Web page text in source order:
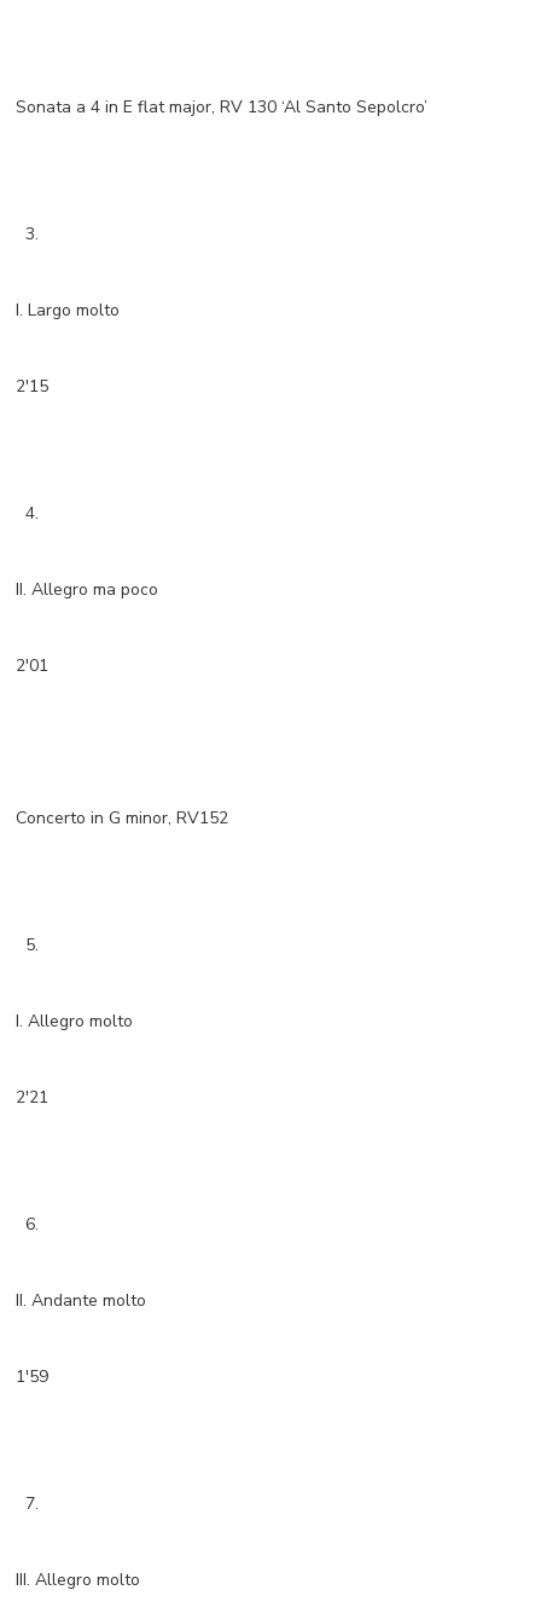
Sonata a 4 in E flat major, RV 130 ‘Al Santo Sepolcro’
3.
I. Largo molto
2'15
4.
II. Allegro ma poco
2'01
Concerto in G minor, RV152
5.
I. Allegro molto
2'21
6.
II. Andante molto
1'59
7.
III. Allegro molto